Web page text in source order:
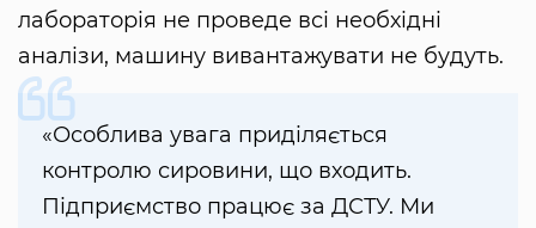
лабораторія не проведе всі необхідні
аналізи, машину вивантажувати не будуть.
«Особлива увага приділяється
контролю сировини, що входить.
Підприємство працює за ДСТУ. Ми